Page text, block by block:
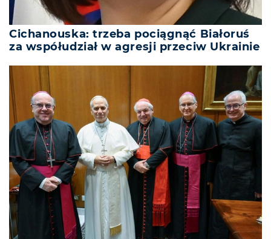
Cichanouska: trzeba pociągnąć Białoruś
za współudział w agresji przeciw Ukrainie